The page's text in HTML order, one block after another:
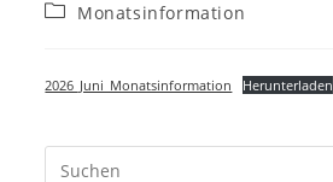
Monatsinformation
2026_Juni_Monatsinformation Herunterladen